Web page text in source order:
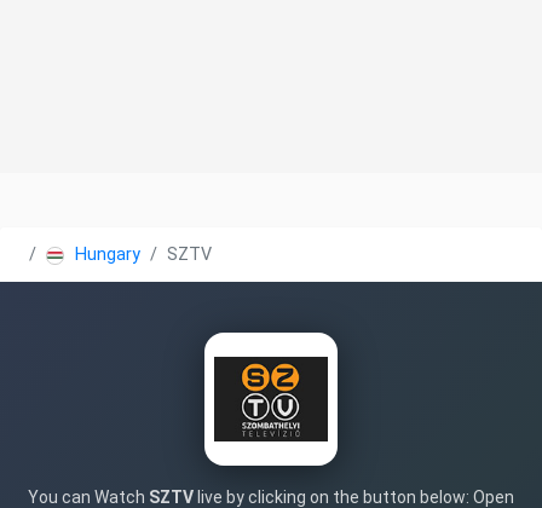
Hungary SZTV
You can Watch SZTV live by clicking on the button below: Open